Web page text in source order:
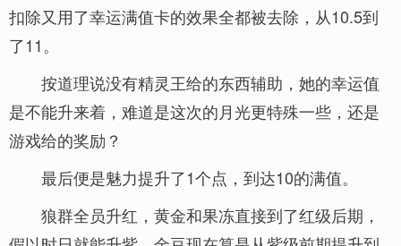
扣除又用了幸运满值卡的效果全都被去除，从10.5到
了11。
按道理说没有精灵王给的东西辅助，她的幸运值
是不能升来着，难道是这次的月光更特殊一些，还是
游戏给的奖励？
最后便是魅力提升了1个点，到达10的满值。
狼群全员升红，黄金和果冻直接到了红级后期，